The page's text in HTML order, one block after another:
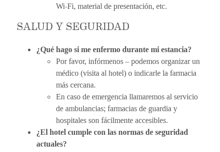
Wi-Fi, material de presentación, etc.
SALUD Y SEGURIDAD
¿Qué hago si me enfermo durante mi estancia?
Por favor, infórmenos – podemos organizar un
médico (visita al hotel) o indicarle la farmacia
más cercana.
En caso de emergencia llamaremos al servicio
de ambulancias; farmacias de guardia y
hospitales son fácilmente accesibles.
¿El hotel cumple con las normas de seguridad
actuales?